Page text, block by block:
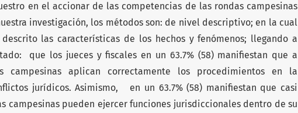
en el accionar de las competencias de las rondas campesinas
investigación, los métodos son: de nivel descriptivo; en la cual
las características de los hechos y fenómenos; llegando a
que los jueces y fiscales en un 63.7% (58) manifiestan que a
campesinas aplican correctamente los procedimientos en la
jurídicos. Asimismo, en un 63.7% (58) manifiestan que casi
campesinas pueden ejercer funciones jurisdiccionales dentro de su